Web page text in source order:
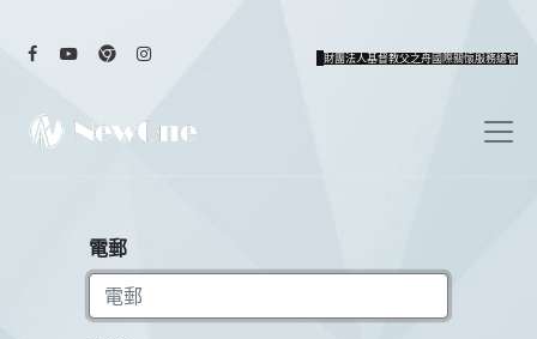
財團法人基督教父之舟國際關懷服務總會
電郵